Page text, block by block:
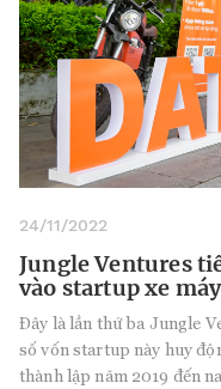
24/11/2022
Jungle Ventures
vào startup xe
Đây là lần thứ ba Jungle
số vốn startup này huy
thành lập năm 2019 đến